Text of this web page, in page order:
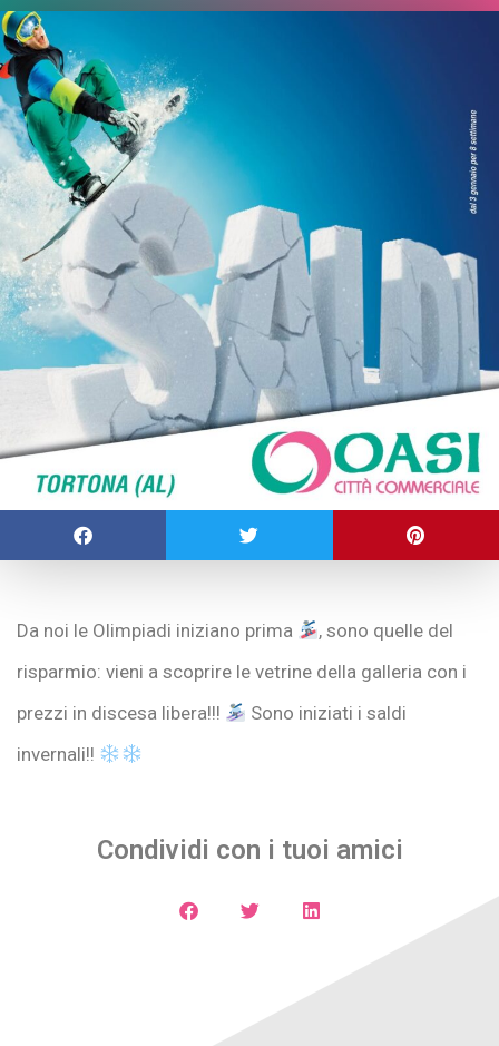
Da noi le Olimpiadi iniziano prima
, sono quelle del
risparmio: vieni a scoprire le vetrine della galleria con i
prezzi in discesa libera!!!
Sono iniziati i saldi
invernali!!
Condividi con i tuoi amici